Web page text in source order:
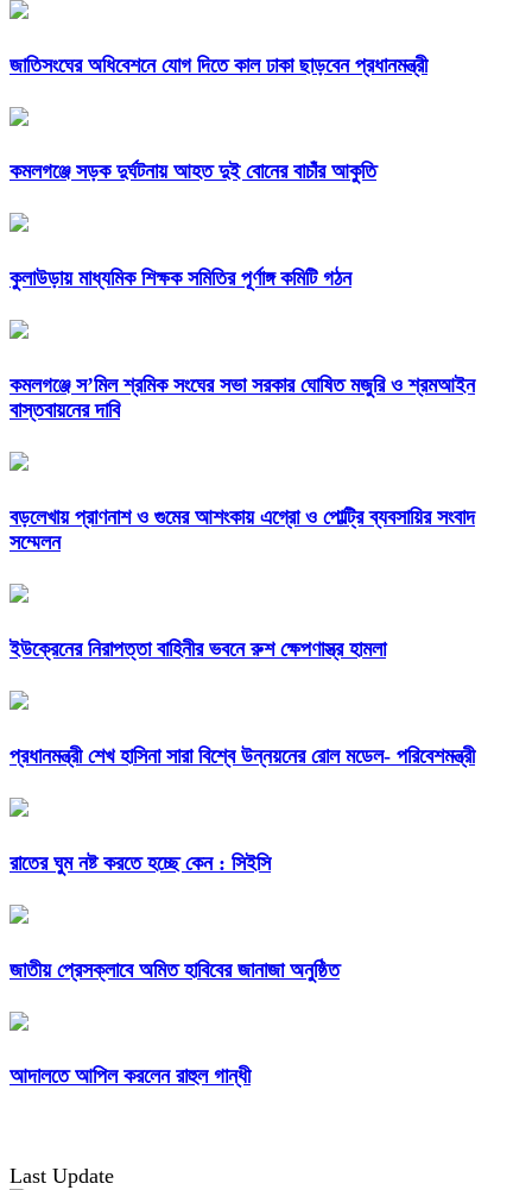
জাতিসংঘের অধিবেশনে যোগ দিতে কাল ঢাকা ছাড়বেন প্রধানমন্ত্রী
কমলগঞ্জে সড়ক দুর্ঘটনায় আহত দুই বোনের বাচাঁর আকুতি
কুলাউড়ায় মাধ্যমিক শিক্ষক সমিতির পূর্ণাঙ্গ কমিটি গঠন
কমলগঞ্জে স’মিল শ্রমিক সংঘের সভা সরকার ঘোষিত মজুরি ও শ্রমআইন
বাস্তবায়নের দাবি
বড়লেখায় প্রাণনাশ ও গুমের আশংকায় এগ্রো ও পোল্ট্রি ব্যবসায়ির সংবাদ
সম্মেলন
ইউক্রেনের নিরাপত্তা বাহিনীর ভবনে রুশ ক্ষেপণাস্ত্র হামলা
প্রধানমন্ত্রী শেখ হাসিনা সারা বিশ্বে উন্নয়নের রোল মডেল- পরিবেশমন্ত্রী
রাতের ঘুম নষ্ট করতে হচ্ছে কেন : সিইসি
জাতীয় প্রেসক্লাবে অমিত হাবিবের জানাজা অনুষ্ঠিত
আদালতে আপিল করলেন রাহুল গান্ধী
Last Update